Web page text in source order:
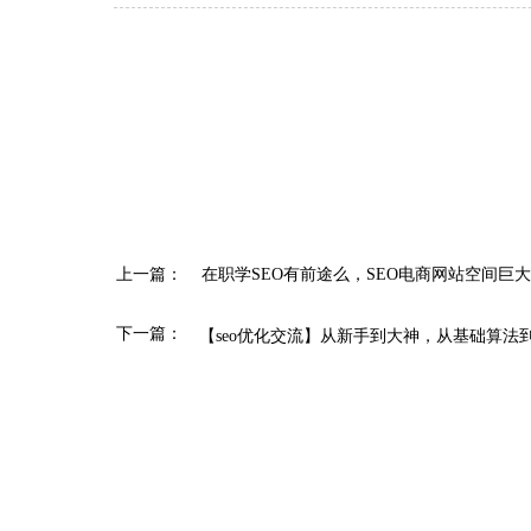
上一篇： 在职学SEO有前途么，SEO电商网站空间巨大
下一篇： 【seo优化交流】从新手到大神，从基础算法